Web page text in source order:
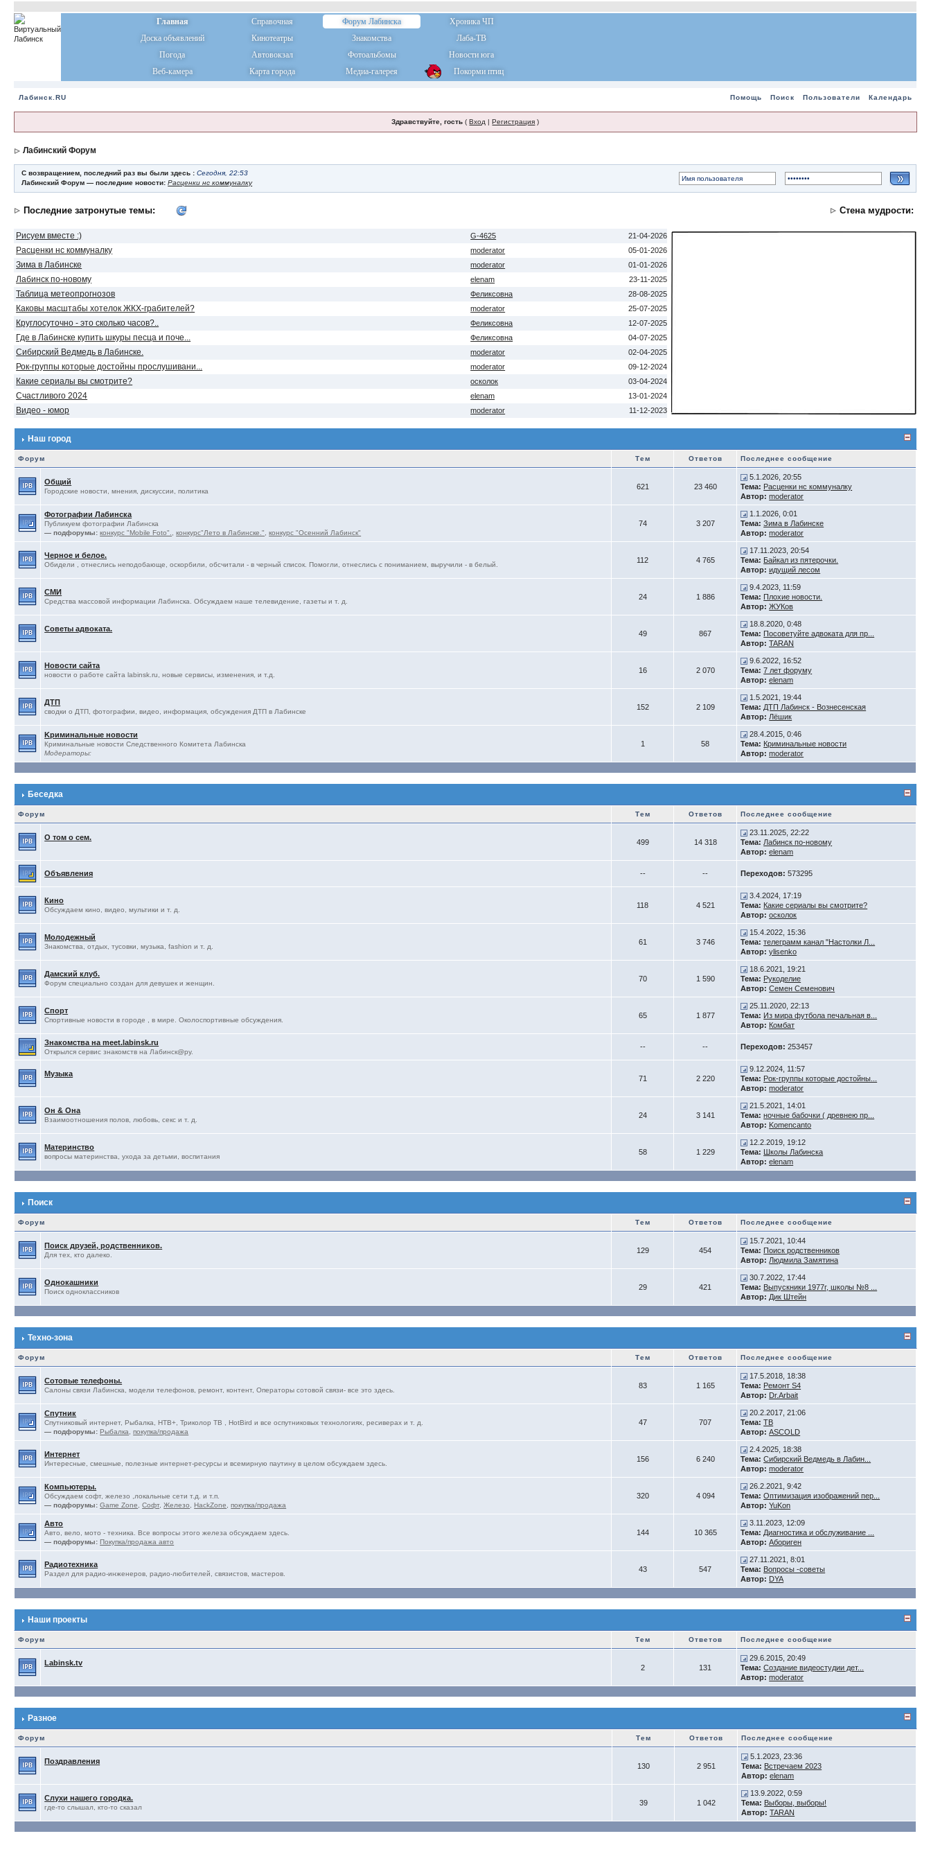
Главная Справочная Форум Лабинска
Хроника ЧП
Доска объявлений
Кинотеатры Знакомства
Лаба-ТВ
Погода
Автовокзал Фотоальбомы
Новости юга
Веб-камера
Карта города Медиа-галерея Покорми птиц
Лабинск.RU Помощь Поиск Пользователи Календарь
Здравствуйте, гость (Вход |Регистрация )
Лабинский Форум
С возвращением, последний раз вы были здесь :Сегодня, 22:53
Лабинский Форум — последние новости:Расценки нс коммуналку
Последние затронутые темы: Стена мудрости:
Рисуем вместе :) G-4625 21-04-2026
Расценки нс коммуналку moderator 05-01-2026
Зима в Лабинске moderator 01-01-2026
Лабинск по-новому elenam 23-11-2025
Таблица метеопрогнозов Феликсовна 28-08-2025
Каковы масштабы хотелок ЖКХ-грабителей? moderator 25-07-2025
Круглосуточно - это сколько часов?.. Феликсовна 12-07-2025
Где в Лабинске купить шкуры песца и поче... Феликсовна 04-07-2025
Сибирский Ведмедь в Лабинске. moderator 02-04-2025
Рок-группы которые достойны прослушивани... moderator 09-12-2024
Какие сериалы вы смотрите? осколок 03-04-2024
Счастливого 2024 elenam 13-01-2024
Видео - юмор moderator 11-12-2023
Наш город
Форум Тем Ответов Последнее сообщение
Общий
Городские новости, мнения, дискуссии, политика
621 23 460
5.1.2026, 20:55
Тема: Расценки нс коммуналку
Автор: moderator
Фотографии Лабинска
Публикуем фотографии Лабинска
— подфорумы: конкурс "Mobile Foto". ,конкурс"Лето в Лабинске." ,конкурс "Осенний Лабинск"
74 3 207
1.1.2026, 0:01
Тема: Зима в Лабинске
Автор: moderator
Черное и белое.
Обидели , отнеслись неподобающе, оскорбили, обсчитали - в черный список. Помогли, отнеслись с пониманием, выручили - в белый.
112 4 765
17.11.2023, 20:54
Тема: Байкал из пятерочки.
Автор: идущий лесом
СМИ
Средства массовой информации Лабинска. Обсуждаем наше телевидение, газеты и т. д.
24 1 886
9.4.2023, 11:59
Тема: Плохие новости.
Автор: ЖУКов
Советы адвоката.
49 867
18.8.2020, 0:48
Тема: Посоветуйте адвоката для пр...
Автор: TARAN
Новости сайта
новости о работе сайта labinsk.ru, новые сервисы, изменения, и т.д.
16 2 070
9.6.2022, 16:52
Тема: 7 лет форуму
Автор: elenam
ДТП
сводки о ДТП, фотографии, видео, информация, обсуждения ДТП в Лабинске
152 2 109
1.5.2021, 19:44
Тема: ДТП Лабинск - Вознесенская
Автор: Лёшик
Kриминальные новости
Криминальные новости Следственного Комитета Лабинска
Модераторы:
1 58
28.4.2015, 0:46
Тема: Криминальные новости
Автор: moderator
Беседка
Форум Тем Ответов Последнее сообщение
О том о сем.
499 14 318
23.11.2025, 22:22
Тема: Лабинск по-новому
Автор: elenam
Объявления -- -- Переходов: 573295
Кино
Обсуждаем кино, видео, мультики и т. д.
118 4 521
3.4.2024, 17:19
Тема: Какие сериалы вы смотрите?
Автор: осколок
Молодежный
Знакомства, отдых, тусовки, музыка, fashion и т. д.
61 3 746
15.4.2022, 15:36
Тема: телеграмм канал "Настолки Л...
Автор: ylisenko
Дамский клуб.
Форум специально создан для девушек и женщин.
70 1 590
18.6.2021, 19:21
Тема: Рукоделие
Автор: Семен Семенович
Спорт
Спортивные новости в городе , в мире. Околоспортивные обсуждения.
65 1 877
25.11.2020, 22:13
Тема: Из мира футбола печальная в...
Автор: Комбат
Знакомства на meet.labinsk.ru
Открылся сервис знакомств на Лабинск@ру.
-- -- Переходов: 253457
Музыка
71 2 220
9.12.2024, 11:57
Тема: Рок-группы которые достойны...
Автор: moderator
Он & Она
Взаимоотношения полов, любовь, секс и т. д.
24 3 141
21.5.2021, 14:01
Тема: ночные бабочки ( древнею пр...
Автор: Komencanto
Материнство
вопросы материнства, ухода за детьми, воспитания
58 1 229
12.2.2019, 19:12
Тема: Школы Лабинска
Автор: elenam
Поиск
Форум Тем Ответов Последнее сообщение
Поиск друзей, родственников.
Для тех, кто далеко.
129 454
15.7.2021, 10:44
Тема: Поиск родственников
Автор: Людмила Замятина
Однокашники
Поиск одноклассников
29 421
30.7.2022, 17:44
Тема: Выпускники 1977г, школы №8 ...
Автор: Дик Штейн
Техно-зона
Форум Тем Ответов Последнее сообщение
Сотовые телефоны.
Салоны связи Лабинска, модели телефонов, ремонт, контент, Операторы сотовой связи- все это здесь.
83 1 165
17.5.2018, 18:38
Тема: Ремонт S4
Автор: Dr.Arbait
Спутник
Спутниковый интернет, Рыбалка, НТВ+, Триколор ТВ , HotBird и все оспутниковых технологиях, ресиверах и т. д.
— подфорумы: Рыбалка ,покупка/продажа
47 707
20.2.2017, 21:06
Тема: ТВ
Автор: ASCOLD
Интернет
Интересные, смешные, полезные интернет-ресурсы и всемирную паутину в целом обсуждаем здесь.
156 6 240
2.4.2025, 18:38
Тема: Сибирский Ведмедь в Лабин...
Автор: moderator
Компьютеры.
Обсуждаем софт, железо ,локальные сети т.д. и т.п.
— подфорумы: Game Zone ,Софт,Железо ,HackZone ,покупка/продажа
320 4 094
26.2.2021, 9:42
Тема: Оптимизация изображений пер...
Автор: YuKon
Авто
Авто, вело, мото - техника. Все вопросы этого железа обсуждаем здесь.
— подфорумы: Покупка/продажа авто
144 10 365
3.11.2023, 12:09
Тема: Диагностика и обслуживание ...
Автор: Абориген
Радиотехника
Раздел для радио-инженеров, радио-любителей, связистов, мастеров.
43 547
27.11.2021, 8:01
Тема: Вопросы -советы
Автор: DYA
Наши проекты
Форум Тем Ответов Последнее сообщение
Labinsk.tv
2 131
29.6.2015, 20:49
Тема: Создание видеостудии дет...
Автор: moderator
Разное
Форум Тем Ответов Последнее сообщение
Поздравления
130 2 951
5.1.2023, 23:36
Тема: Встречаем 2023
Автор: elenam
Слухи нашего городка.
где-то слышал, кто-то сказал
39 1 042
13.9.2022, 0:59
Тема: Выборы, выборы!
Автор: TARAN